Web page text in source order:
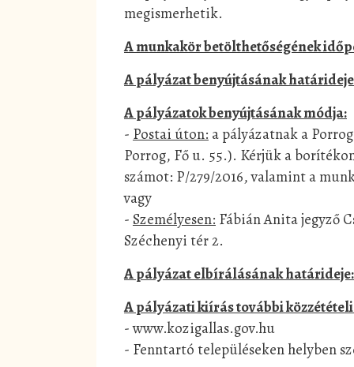
megismerhetik.
A munkakör betölthetőségének
A pályázat benyújtásának
A pályázatok benyújtásának módja:
- Postai úton: a pályázatnak a
Porrog, Fő u. 55.). Kérjük a
számot: P/279/2016, valamint a
vagy
- Személyesen: Fábián Anita jegyző
Széchenyi tér 2.
A pályázat elbírálásának határideje:
A pályázati kiírás további
- www.kozigallas.gov.hu
- Fenntartó településeken helyben